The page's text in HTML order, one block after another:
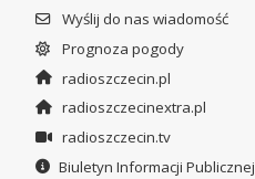
Wyślij do nas wiadomość
Prognoza pogody
radioszczecin.pl
radioszczecinextra.pl
radioszczecin.tv
Biuletyn Informacji Publicznej